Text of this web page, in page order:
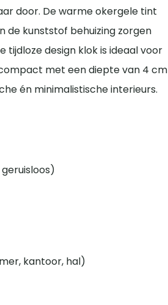
door. De warme okergele tint
de kunststof behuizing zorgen
tijdloze design klok is ideaal voor
met een diepte van 4 cm
én minimalistische interieurs.
kantoor, hal)